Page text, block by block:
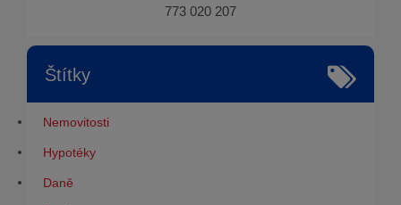
773 020 207
Štítky
Nemovitosti
Hypotéky
Daně